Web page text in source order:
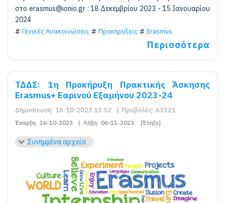
στο erasmus@ionio.gr : 18 Δεκεμβρίου 2023 - 15 Ιανουαρίου
2024
Γενικές Ανακοινώσεις
Προκηρύξεις Erasmus
Περισσότερα
ΤΔΔΣ: 1η Προκήρυξη Πρακτικής Άσκησης
Erasmus+ Εαρινού Εξαμήνου 2023-24
Δημοσίευση: 16-10-2023 13:52 | Προβολές: 63321
Έναρξη: 16-10-2023 | Λήξη: 06-11-2023 [Έληξε]
Συνημμένα αρχεία